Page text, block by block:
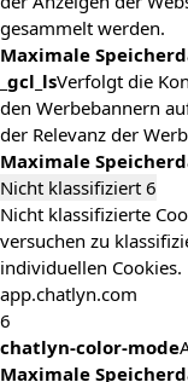
gesammelt werden.
Maximale
_gcl_lsVerfolgt die
den Werbebannern
der Relevanz der
Maximale
Nicht klassifiziert 6
Nicht klassifizierte
versuchen zu
individuellen Cookies.
app.chatlyn.com
6
chatlyn-color-mode
Maximale